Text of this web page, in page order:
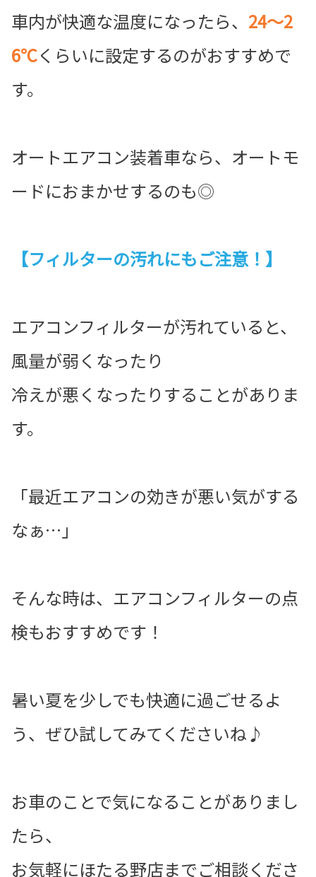
車内が快適な温度になったら、 24〜2
6℃くらいに設定するのがおすすめで
す。
オートエアコン装着車なら、オートモ
ードにおまかせするのも◎
【フィルターの汚れにもご注意！】
エアコンフィルターが汚れていると、
風量が弱くなったり
冷えが悪くなったりすることがありま
す。
「最近エアコンの効きが悪い気がする
なぁ…」
そんな時は、エアコンフィルターの点
検もおすすめです！
暑い夏を少しでも快適に過ごせるよ
う、ぜひ試してみてくださいね♪
お車のことで気になることがありまし
たら、
お気軽にほたる野店までご相談くださ